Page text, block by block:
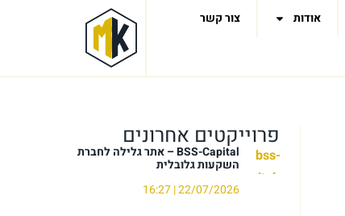
אודות צור קשר
פרוייקטים אחרונים
BSS-Capital – אתר גלילה לחברת
השקעות גלובלית
22/07/2026